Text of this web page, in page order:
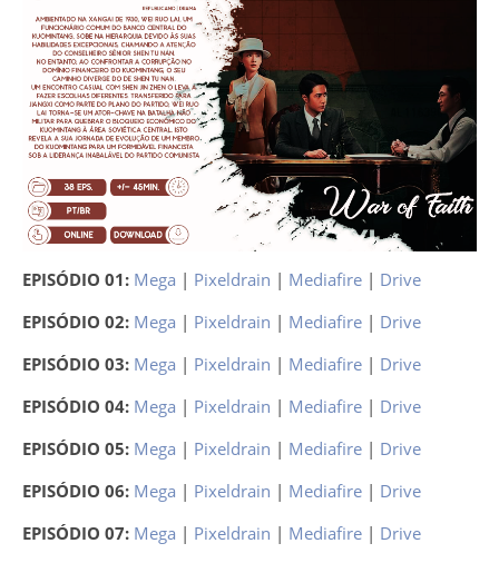
EPISÓDIO 01: Mega | Pixeldrain | Mediafire | Drive
EPISÓDIO 02: Mega | Pixeldrain | Mediafire | Drive
EPISÓDIO 03: Mega | Pixeldrain | Mediafire | Drive
EPISÓDIO 04: Mega | Pixeldrain | Mediafire | Drive
EPISÓDIO 05: Mega | Pixeldrain | Mediafire | Drive
EPISÓDIO 06: Mega | Pixeldrain | Mediafire | Drive
EPISÓDIO 07: Mega | Pixeldrain | Mediafire | Drive